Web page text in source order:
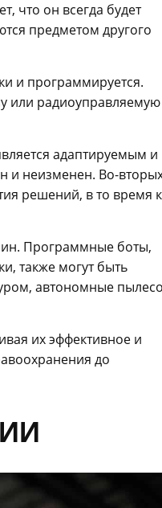
что он всегда будет
предметом другого
и программируется.
или радиоуправляемую
адаптируемым и
и неизменен. Во-
решений, в то время
Программные боты,
также могут быть
автономные
их эффективное и
до